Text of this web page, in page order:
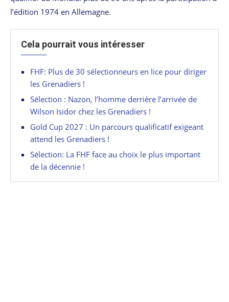
l’édition 1974 en Allemagne.
Cela pourrait vous intéresser
FHF: Plus de 30 sélectionneurs en lice pour diriger
les Grenadiers !
Sélection : Nazon, l’homme derrière l’arrivée de
Wilson Isidor chez les Grenadiers !
Gold Cup 2027 : Un parcours qualificatif exigeant
attend les Grenadiers !
Sélection: La FHF face au choix le plus important
de la décennie !